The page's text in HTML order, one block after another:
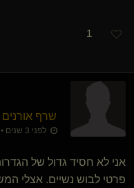
1
שרף אורנים
לפני 3 שנים • 3 בינו׳ 2024
אני לא חסיד גדול של
פרטי לבוש נשיים. אצלי